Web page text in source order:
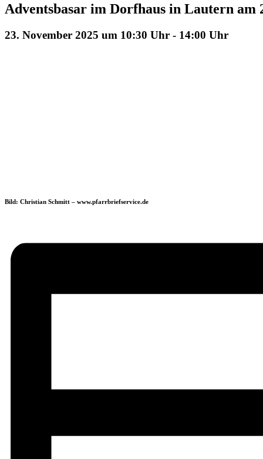
Adventsbasar im Dorfhaus in Lautern am
23. November 2025 um 10:30 Uhr - 14:00 Uhr
Bild: Christian Schmitt – www.pfarrbriefservice.de